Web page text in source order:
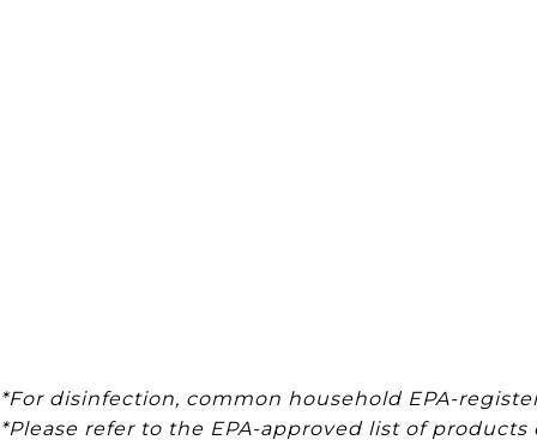
*For disinfection, common household EPA-
*Please refer to the EPA-approved list of